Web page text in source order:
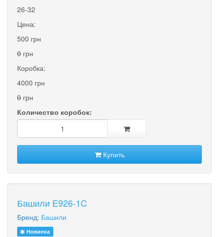
26-32
Цена:
500 грн
0 грн
Коробка:
4000 грн
0 грн
Количество коробок:
Купить
Башили E926-1C
Бренд: Башили
Новинка